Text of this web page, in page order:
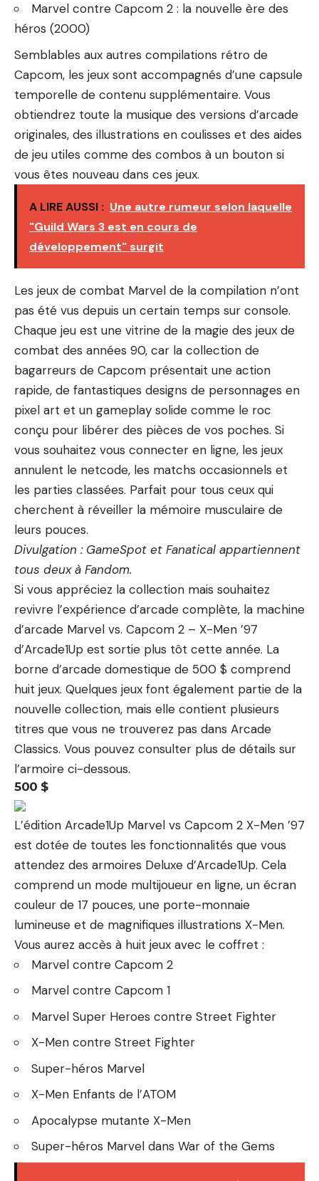
Marvel contre Capcom 2 : la nouvelle ère des
héros (2000)
Semblables aux autres compilations rétro de
Capcom, les jeux sont accompagnés d’une capsule
temporelle de contenu supplémentaire. Vous
obtiendrez toute la musique des versions d’arcade
originales, des illustrations en coulisses et des aides
de jeu utiles comme des combos à un bouton si
vous êtes nouveau dans ces jeux.
A LIRE AUSSI : Une autre rumeur selon laquelle
"Guild Wars 3 est en cours de
développement" surgit
Les jeux de combat Marvel de la compilation n’ont
pas été vus depuis un certain temps sur console.
Chaque jeu est une vitrine de la magie des jeux de
combat des années 90, car la collection de
bagarreurs de Capcom présentait une action
rapide, de fantastiques designs de personnages en
pixel art et un gameplay solide comme le roc
conçu pour libérer des pièces de vos poches. Si
vous souhaitez vous connecter en ligne, les jeux
annulent le netcode, les matchs occasionnels et
les parties classées. Parfait pour tous ceux qui
cherchent à réveiller la mémoire musculaire de
leurs pouces.
Divulgation : GameSpot et Fanatical appartiennent
tous deux à Fandom.
Si vous appréciez la collection mais souhaitez
revivre l’expérience d’arcade complète, la machine
d’arcade Marvel vs. Capcom 2 – X-Men ’97
d’Arcade1Up est sortie plus tôt cette année. La
borne d’arcade domestique de 500 $ comprend
huit jeux. Quelques jeux font également partie de la
nouvelle collection, mais elle contient plusieurs
titres que vous ne trouverez pas dans Arcade
Classics. Vous pouvez consulter plus de détails sur
l’armoire ci-dessous.
500 $
L’édition Arcade1Up Marvel vs Capcom 2 X-Men ’97
est dotée de toutes les fonctionnalités que vous
attendez des armoires Deluxe d’Arcade1Up. Cela
comprend un mode multijoueur en ligne, un écran
couleur de 17 pouces, une porte-monnaie
lumineuse et de magnifiques illustrations X-Men.
Vous aurez accès à huit jeux avec le coffret :
Marvel contre Capcom 2
Marvel contre Capcom 1
Marvel Super Heroes contre Street Fighter
X-Men contre Street Fighter
Super-héros Marvel
X-Men Enfants de l’ATOM
Apocalypse mutante X-Men
Super-héros Marvel dans War of the Gems